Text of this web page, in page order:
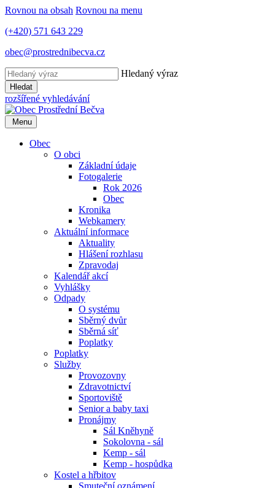
Rovnou na obsah Rovnou na menu
(+420) 571 643 229
obec@prostrednibecva.cz
Hledaný výraz
Hledat
rozšířené vyhledávání
Menu
Obec
O obci
Základní údaje
Fotogalerie
Rok 2026
Obec
Kronika
Webkamery
Aktuální informace
Aktuality
Hlášení rozhlasu
Zpravodaj
Kalendář akcí
Vyhlášky
Odpady
O systému
Sběrný dvůr
Sběrná síť
Poplatky
Poplatky
Služby
Provozovny
Zdravotnictví
Sportoviště
Senior a baby taxi
Pronájmy
Sál Kněhyně
Sokolovna - sál
Kemp - sál
Kemp - hospůdka
Kostel a hřbitov
Smuteční oznámení